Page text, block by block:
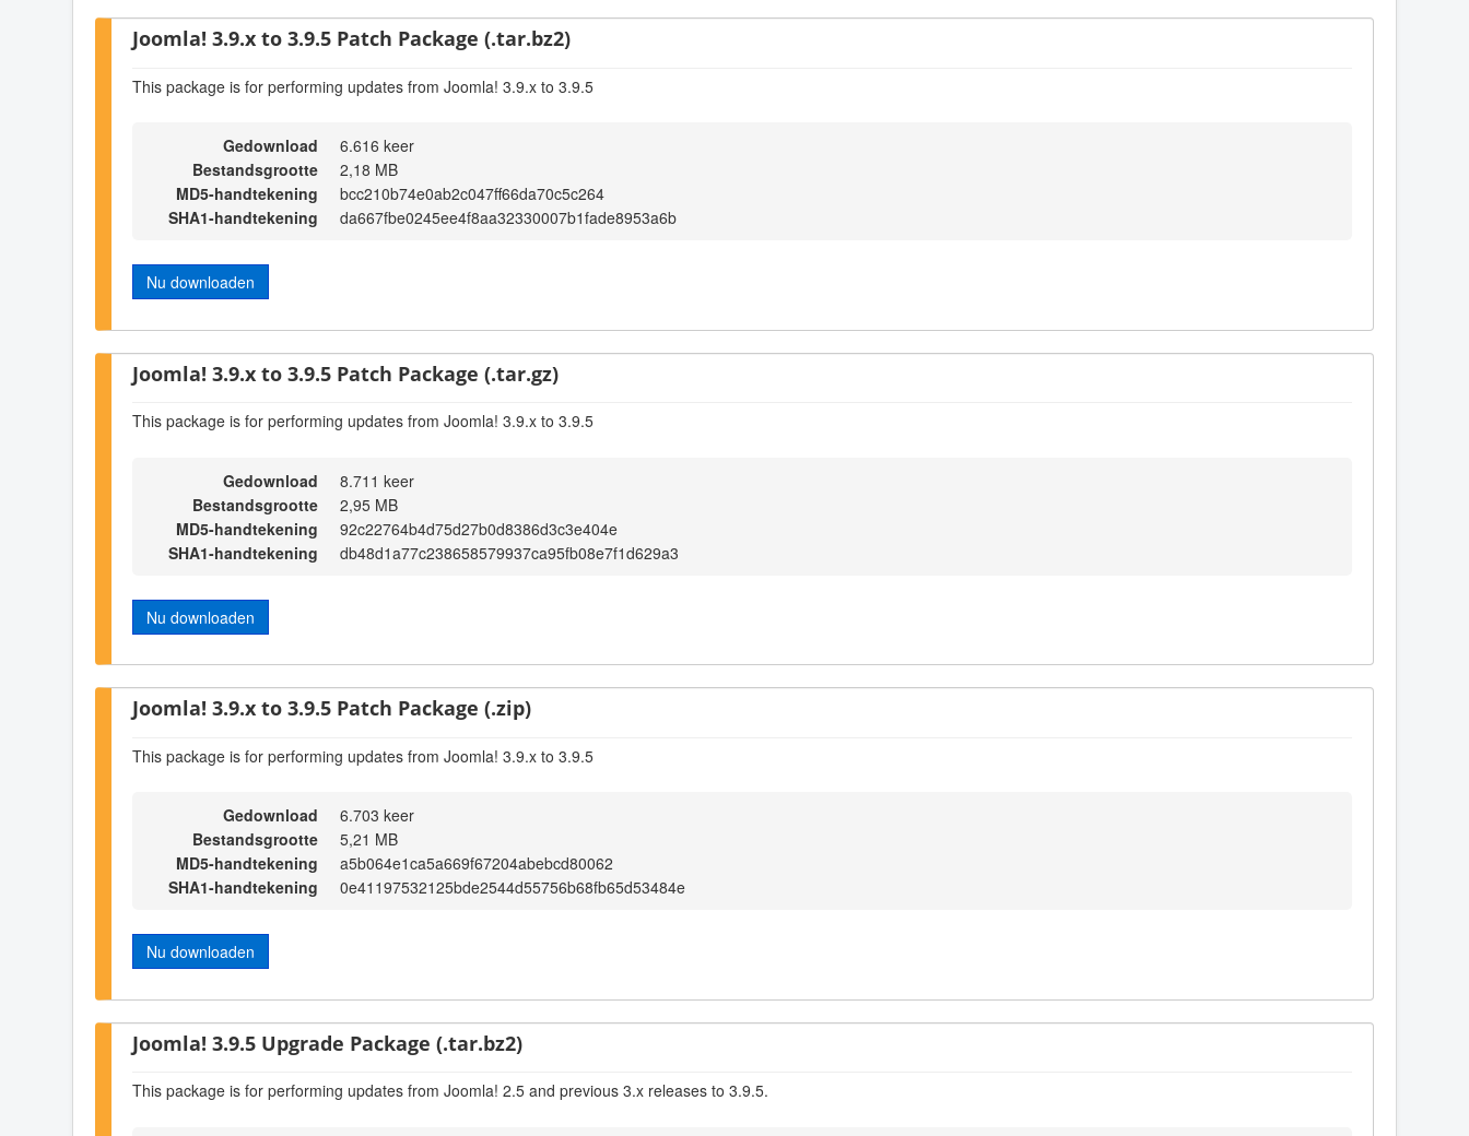
Joomla! 3.9.x to 3.9.5 Patch Package (.tar.bz2)
This package is for performing updates from Joomla! 3.9.x to 3.9.5
Gedownload
6.616 keer
Bestandsgrootte
2,18 MB
MD5-handtekening
bcc210b74e0ab2c047ff66da70c5c264
SHA1-handtekening
da667fbe0245ee4f8aa32330007b1fade8953a6b
Nu downloaden
Joomla! 3.9.x to 3.9.5 Patch Package (.tar.gz)
This package is for performing updates from Joomla! 3.9.x to 3.9.5
Gedownload
8.711 keer
Bestandsgrootte
2,95 MB
MD5-handtekening
92c22764b4d75d27b0d8386d3c3e404e
SHA1-handtekening
db48d1a77c238658579937ca95fb08e7f1d629a3
Nu downloaden
Joomla! 3.9.x to 3.9.5 Patch Package (.zip)
This package is for performing updates from Joomla! 3.9.x to 3.9.5
Gedownload
6.703 keer
Bestandsgrootte
5,21 MB
MD5-handtekening
a5b064e1ca5a669f67204abebcd80062
SHA1-handtekening
0e41197532125bde2544d55756b68fb65d53484e
Nu downloaden
Joomla! 3.9.5 Upgrade Package (.tar.bz2)
This package is for performing updates from Joomla! 2.5 and previous 3.x releases to 3.9.5.